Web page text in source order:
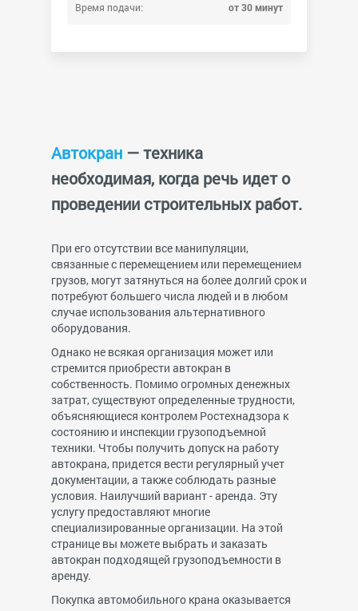
Время подачи: от 30 минут
Автокран — техника
необходимая, когда речь идет о
проведении строительных работ.
При его отсутствии все манипуляции,
связанные с перемещением или перемещением
грузов, могут затянуться на более долгий срок и
потребуют большего числа людей и в любом
случае использования альтернативного
оборудования.
Однако не всякая организация может или
стремится приобрести автокран в
собственность. Помимо огромных денежных
затрат, существуют определенные трудности,
объясняющиеся контролем Ростехнадзора к
состоянию и инспекции грузоподъемной
техники. Чтобы получить допуск на работу
автокрана, придется вести регулярный учет
документации, а также соблюдать разные
условия. Наилучший вариант - аренда. Эту
услугу предоставляют многие
специализированные организации. На этой
странице вы можете выбрать и заказать
автокран подходящей грузоподъемности в
аренду.
Покупка автомобильного крана оказывается